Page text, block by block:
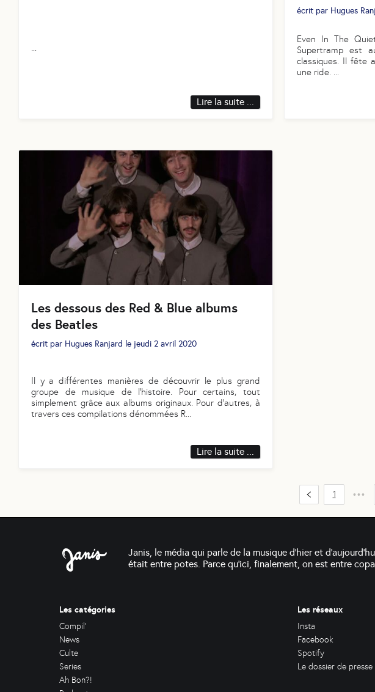
Lire la suite ...
écrit par Hugues
Even In The
Supertramp est
classiques. Il fête
une ride. ...
Les dessous des Red & Blue albums
des Beatles
écrit par Hugues Ranjard le jeudi 2 avril 2020
Il y a différentes manières de découvrir le plus grand
groupe de musique de l’histoire. Pour certains, tout
simplement grâce aux albums originaux. Pour d’autres, à
travers ces compilations dénommées R
Lire la suite ...
1 •••
Janis, le média qui parle de la musique d'hier et
était entre potes. Parce qu'ici, finalement, on est entre
Les catégories
Compil'
News
Culte
Series
Ah Bon?!
Les réseaux
Insta
Facebook
Spotify
Le dossier de presse